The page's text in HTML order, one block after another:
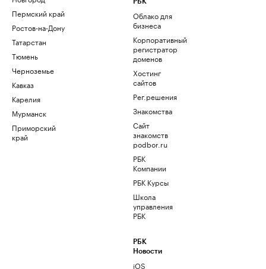
Пермский край
Ростов-на-Дону
Татарстан
Тюмень
Черноземье
Кавказ
Карелия
Мурманск
Приморский
край
Облако для
бизнеса
Корпоративный
регистратор
доменов
Хостинг
сайтов
Рег.решения
Знакомства
Сайт
знакомств
podbor.ru
РБК
Компании
РБК Курсы
Школа
управления
РБК
РБК
Новости
iOS